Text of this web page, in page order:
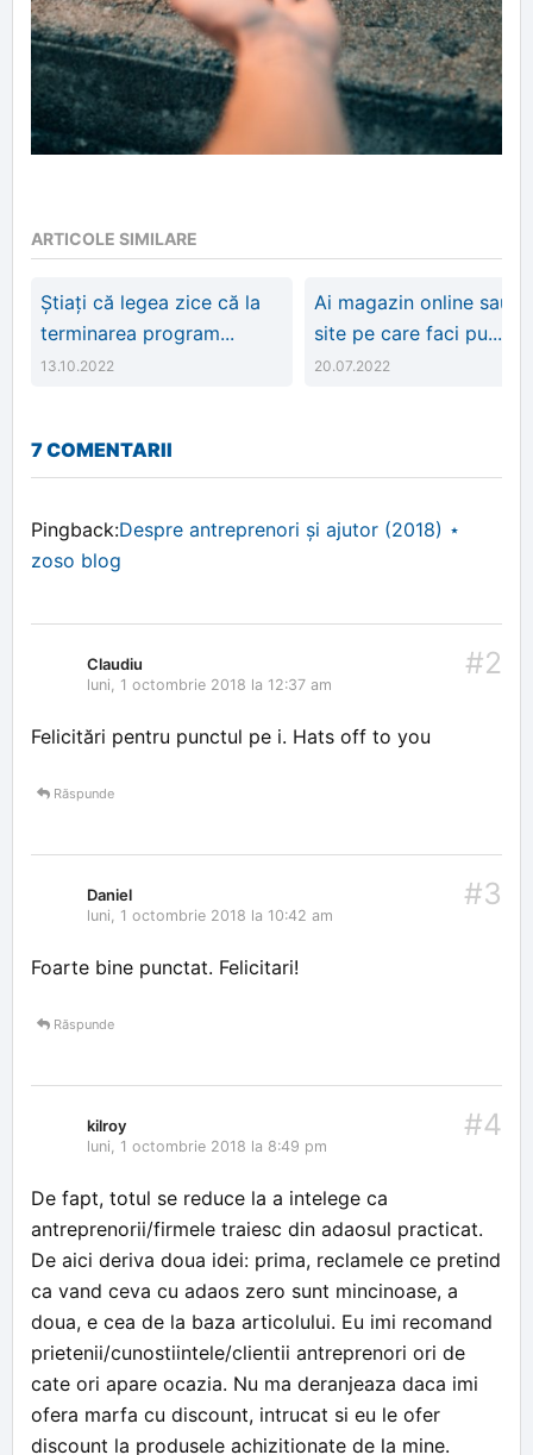
ARTICOLE SIMILARE
Știați că legea zice că la
terminarea program...
13.10.2022
Ai magazin online sau
site pe care faci pu...
20.07.2022
7 COMENTARII
Pingback:Despre antreprenori și ajutor (2018) ⋆
zoso blog
#2
Claudiu
luni, 1 octombrie 2018 la 12:37 am
Felicitări pentru punctul pe i. Hats off to you
Răspunde
#3
Daniel
luni, 1 octombrie 2018 la 10:42 am
Foarte bine punctat. Felicitari!
Răspunde
#4
kilroy
luni, 1 octombrie 2018 la 8:49 pm
De fapt, totul se reduce la a intelege ca
antreprenorii/firmele traiesc din adaosul practicat.
De aici deriva doua idei: prima, reclamele ce pretind
ca vand ceva cu adaos zero sunt mincinoase, a
doua, e cea de la baza articolului. Eu imi recomand
prietenii/cunostiintele/clientii antreprenori ori de
cate ori apare ocazia. Nu ma deranjeaza daca imi
ofera marfa cu discount, intrucat si eu le ofer
discount la produsele achizitionate de la mine.